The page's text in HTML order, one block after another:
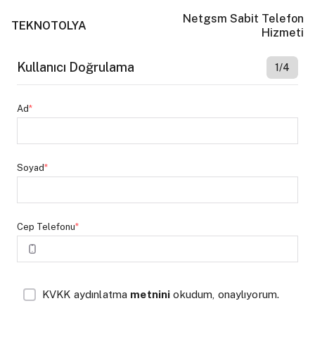
TEKNOTOLYA
Netgsm Sabit Telefon
Hizmeti
Kullanıcı Doğrulama 1/4
Ad*
Soyad*
Cep Telefonu*
KVKK aydınlatma metnini okudum, onaylıyorum.